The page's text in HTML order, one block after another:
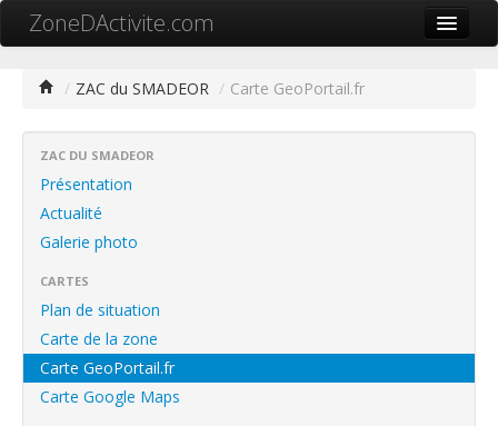
ZoneDActivite.com
Cartographie ZA
Référencer ma zone
Contact
Mon ZA.com
/ ZAC du SMADEOR / Carte GeoPortail.fr
ZAC DU SMADEOR
Présentation
Actualité
Galerie photo
CARTES
Plan de situation
Carte de la zone
Carte GeoPortail.fr
Carte Google Maps